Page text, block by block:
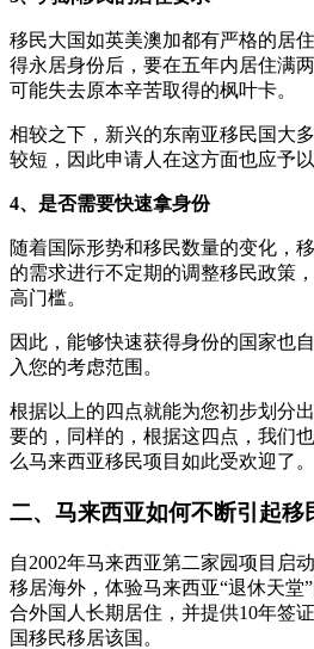
移民大国如英美澳加都有严格的居
得永居身份后，要在五年内居住满
可能失去原本辛苦取得的枫叶卡。
相较之下，新兴的东南亚移民国大
较短，因此申请人在这方面也应予以
4、是否需要快速拿身份
随着国际形势和移民数量的变化，
的需求进行不定期的调整移民政策
高门槛。
因此，能够快速获得身份的国家也
入您的考虑范围。
根据以上的四点就能为您初步划分
要的，同样的，根据这四点，我们
么马来西亚移民项目如此受欢迎了。
二、马来西亚如何不断引起移
自2002年马来西亚第二家园项目启
移居海外，体验马来西亚“退休天堂
合外国人长期居住，并提供10年签
国移民移居该国。